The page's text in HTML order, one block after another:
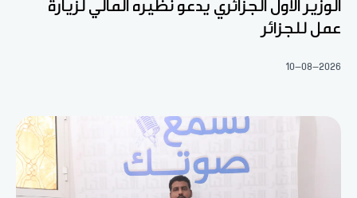
الوزير الأول الجزائري يدعو نظيره المالي لزيارة
عمل للجزائر
10-08-2026